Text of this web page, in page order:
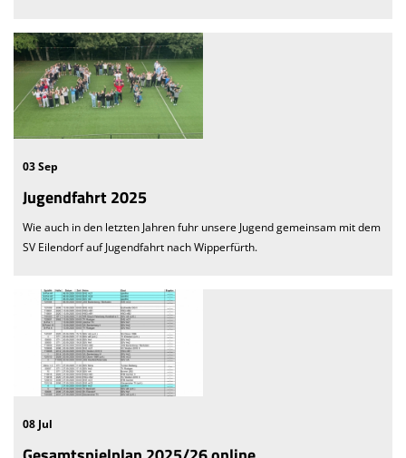
03 Sep
Jugendfahrt 2025
Wie auch in den letzten Jahren fuhr unsere Jugend gemeinsam mit dem
SV Eilendorf auf Jugendfahrt nach Wipperfürth.
08 Jul